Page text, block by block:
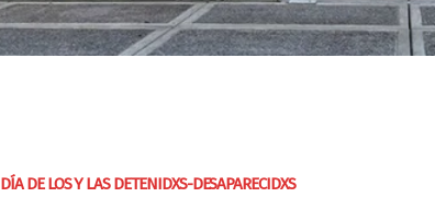
DÍA DE LOS Y LAS DETENIDXS-DESAPARECIDXS